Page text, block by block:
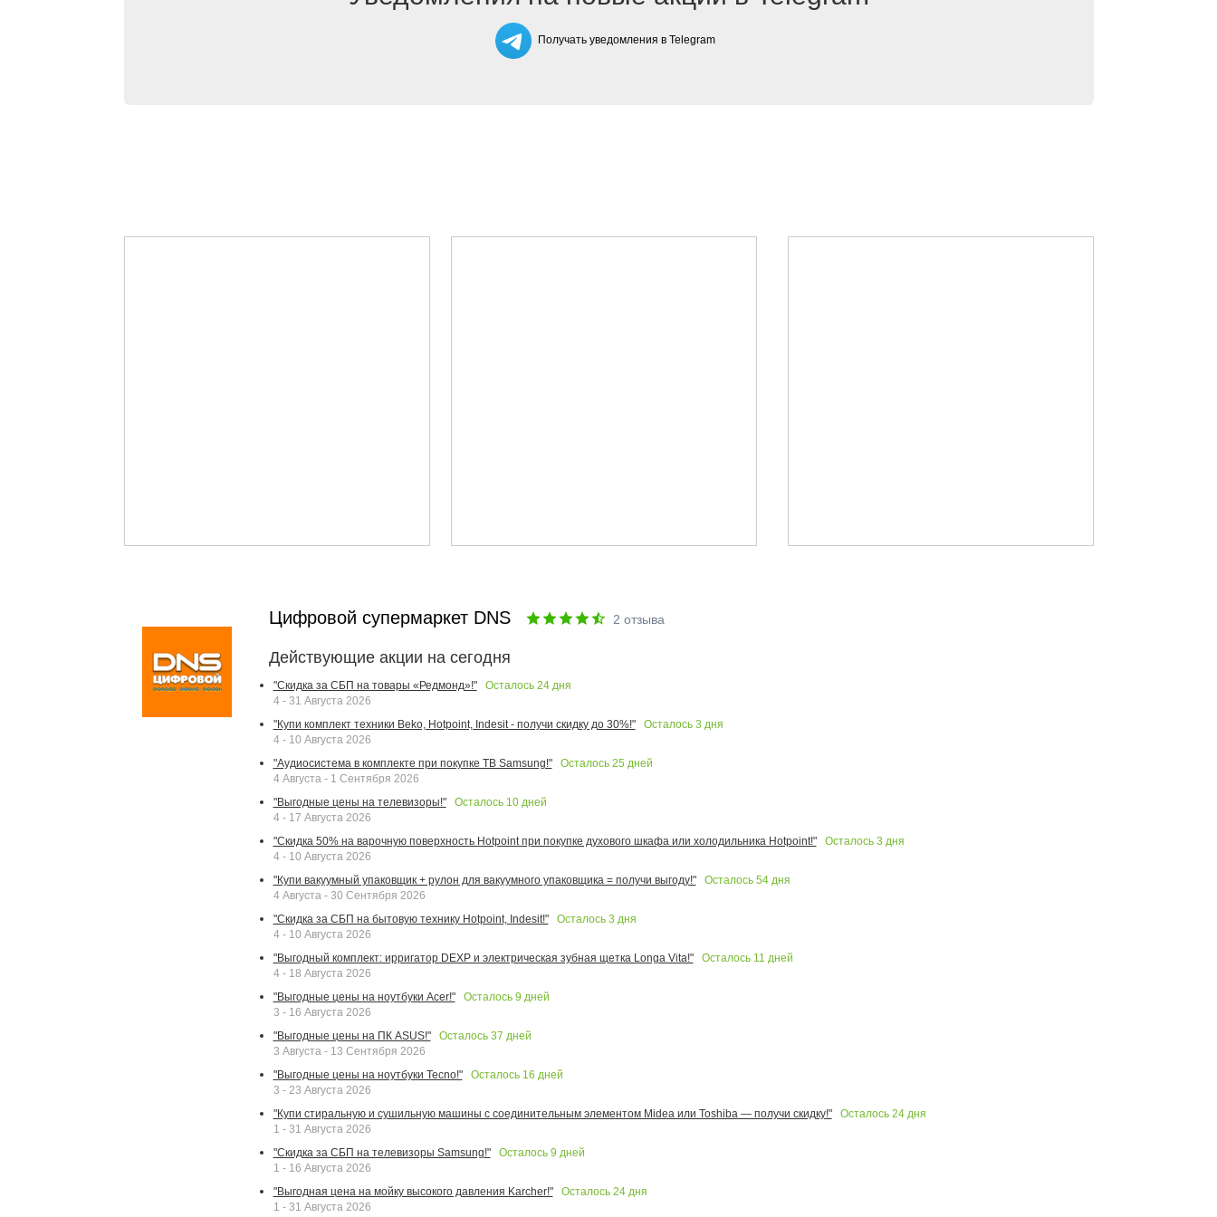
Получать уведомления в Telegram
Цифровой супермаркет DNS 2 отзыва
Действующие акции на сегодня
"Скидка за СБП на товары «Редмонд»!" Осталось 24дня
4 - 31 Августа 2026
"Купи комплект техники Beko, Hotpoint, Indesit - получи скидку до 30%!"
Осталось 3 дня
4 - 10 Августа 2026
"Аудиосистема в комплекте при покупке ТВ Samsung!"
Осталось 25 дней
4 Августа - 1 Сентября 2026
"Выгодные цены на телевизоры!"
Осталось 10дней
4 - 17 Августа 2026
"Скидка 50% на варочную поверхность Hotpoint при покупке духового шкафа или холодильника Hotpoint!"
Осталось 3 дня
4 - 10 Августа 2026
"Купи вакуумный упаковщик + рулон для вакуумного упаковщика = получи выгоду!"
Осталось 54дня
4 Августа - 30 Сентября 2026
"Скидка за СБП на бытовую технику Hotpoint, Indesit!"
Осталось 3 дня
4 - 10 Августа 2026
"Выгодный комплект: ирригатор DEXP и электрическая зубная щетка Longa Vita!"
Осталось 11 дней
4 - 18 Августа 2026
"Выгодные цены на ноутбуки Acer!"
Осталось 9 дней
3 - 16 Августа 2026
"Выгодные цены на ПК ASUS!"
Осталось 37 дней
3 Августа - 13 Сентября 2026
"Выгодные цены на ноутбуки Tecno!"
Осталось 16 дней
3 - 23 Августа 2026
"Купи стиральную и сушильную машины с соединительным элементом Midea или Toshiba — получи скидку!"
Осталось 24дня
1 - 31 Августа 2026
"Скидка за СБП на телевизоры Samsung!"
Осталось 9 дней
1 - 16 Августа 2026
"Выгодная цена на мойку высокого давления Karcher!"
Осталось 24дня
1 - 31 Августа 2026